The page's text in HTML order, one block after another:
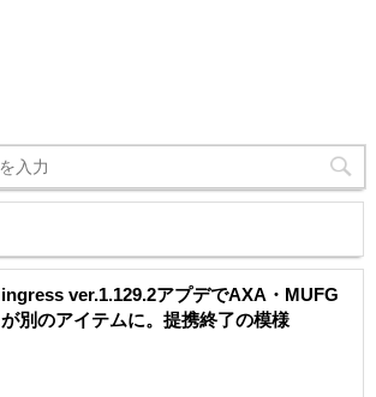
ingress ver.1.129.2アプデでAXA・MUFG
が別のアイテムに。提携終了の模様